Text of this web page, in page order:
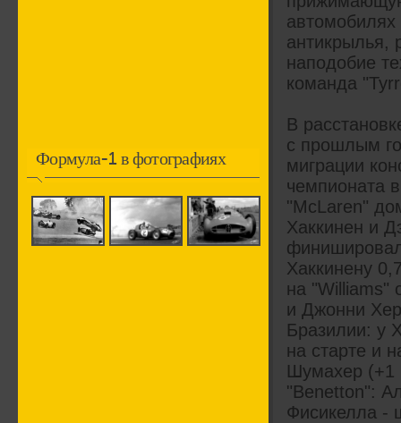
Формула-1 в фотографиях
антикрылья,
наподобие
команда
В
с прошлым
миграции
чемпионата
"McLaren"
Хаккинен и
Хаккинену
на "Williams"
и Джонни
Бразилии: у
на старте и
Шумахер (+1
"Benetton":
Фисикелла -